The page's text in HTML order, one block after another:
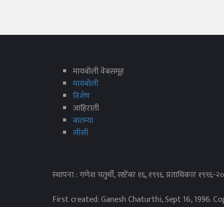
मायबोली वेबसमूह
मायबोली
विशेष
जाहिराती
बातम्या
सीसी
स्थापना : गणेश चतुर्थी, सप्टेंबर १६, १९९६. प्रताधिकार १९९६-
First created: Ganesh Chaturthi, Sept 16, 1996.